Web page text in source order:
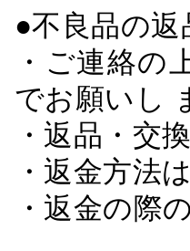
●不良品の
・ご連絡の
でお願いし
・返品・交
・返金方法
・返金の際